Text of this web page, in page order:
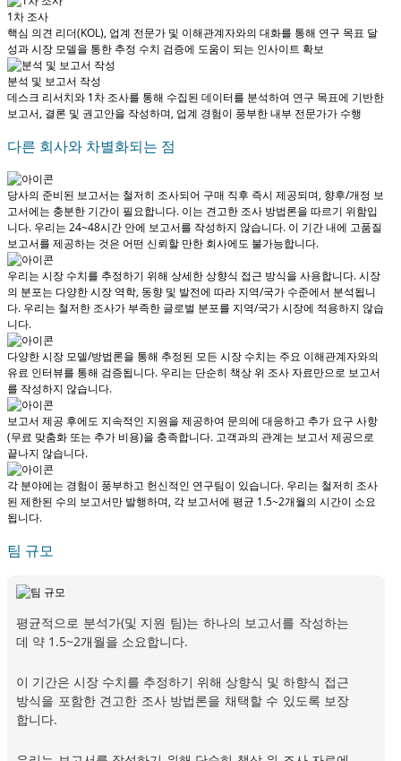
1차 조사
핵심 의견 리더(KOL), 업계 전문가 및 이해관계자와의 대화를 통해 연구 목표 달
성과 시장 모델을 통한 추정 수치 검증에 도움이 되는 인사이트 확보
분석 및 보고서 작성
데스크 리서치와 1차 조사를 통해 수집된 데이터를 분석하여 연구 목표에 기반한
보고서, 결론 및 권고안을 작성하며, 업계 경험이 풍부한 내부 전문가가 수행
다른 회사와 차별화되는 점
당사의 준비된 보고서는 철저히 조사되어 구매 직후 즉시 제공되며, 향후/개정 보
고서에는 충분한 기간이 필요합니다. 이는 견고한 조사 방법론을 따르기 위함입
니다. 우리는 24~48시간 안에 보고서를 작성하지 않습니다. 이 기간 내에 고품질
보고서를 제공하는 것은 어떤 신뢰할 만한 회사에도 불가능합니다.
우리는 시장 수치를 추정하기 위해 상세한 상향식 접근 방식을 사용합니다. 시장
의 분포는 다양한 시장 역학, 동향 및 발전에 따라 지역/국가 수준에서 분석됩니
다. 우리는 철저한 조사가 부족한 글로벌 분포를 지역/국가 시장에 적용하지 않습
니다.
다양한 시장 모델/방법론을 통해 추정된 모든 시장 수치는 주요 이해관계자와의
유료 인터뷰를 통해 검증됩니다. 우리는 단순히 책상 위 조사 자료만으로 보고서
를 작성하지 않습니다.
보고서 제공 후에도 지속적인 지원을 제공하여 문의에 대응하고 추가 요구 사항
(무료 맞춤화 또는 추가 비용)을 충족합니다. 고객과의 관계는 보고서 제공으로
끝나지 않습니다.
각 분야에는 경험이 풍부하고 헌신적인 연구팀이 있습니다. 우리는 철저히 조사
된 제한된 수의 보고서만 발행하며, 각 보고서에 평균 1.5~2개월의 시간이 소요
됩니다.
팀 규모
평균적으로 분석가(및 지원 팀)는 하나의 보고서를 작성하는
데 약 1.5~2개월을 소요합니다.
이 기간은 시장 수치를 추정하기 위해 상향식 및 하향식 접근
방식을 포함한 견고한 조사 방법론을 채택할 수 있도록 보장
합니다.